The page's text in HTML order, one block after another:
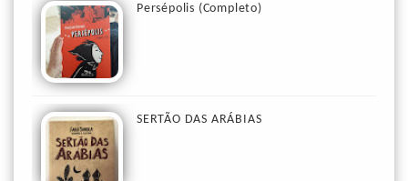
Persépolis (Completo)
SERTÃO DAS ARÁBIAS